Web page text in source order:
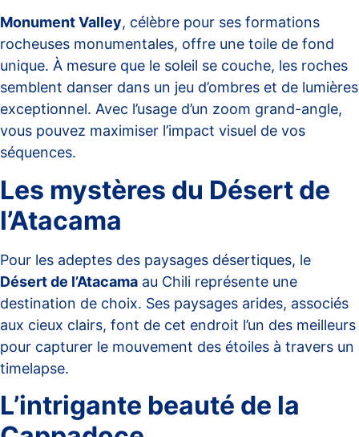
Monument Valley, célèbre pour ses formations
rocheuses monumentales, offre une toile de fond
unique. À mesure que le soleil se couche, les roches
semblent danser dans un jeu d’ombres et de lumières
exceptionnel. Avec l’usage d’un zoom grand-angle,
vous pouvez maximiser l’impact visuel de vos
séquences.
Les mystères du Désert de
l’Atacama
Pour les adeptes des paysages désertiques, le
Désert de l’Atacama au Chili représente une
destination de choix. Ses paysages arides, associés
aux cieux clairs, font de cet endroit l’un des meilleurs
pour capturer le mouvement des étoiles à travers un
timelapse.
L’intrigante beauté de la